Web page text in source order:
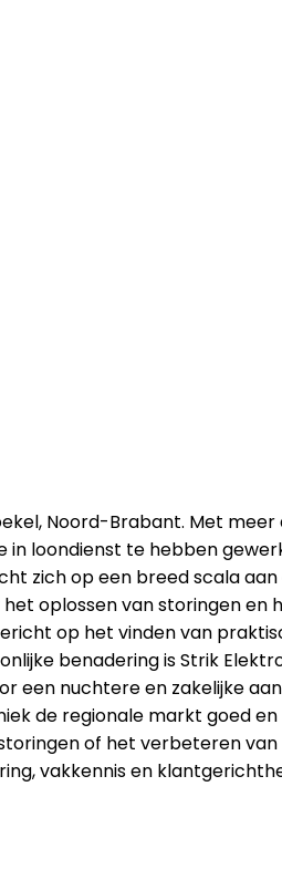
Noord-Brabant. Met
loondienst te hebben
zich op een breed scala
oplossen van storingen
op het vinden van
benadering is Strik
een nuchtere en zakelijke
de regionale markt goed
of het verbeteren
vakkennis en